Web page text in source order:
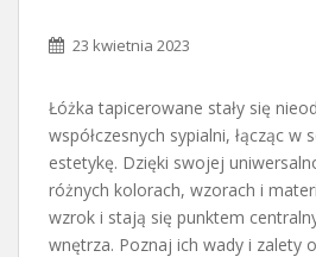
23 kwietnia 2023
Łóżka tapicerowane stały się
współczesnych sypialni, łącząc w
estetykę. Dzięki swojej
różnych kolorach, wzorach i
wzrok i stają się punktem
wnętrza. Poznaj ich wady i zalety